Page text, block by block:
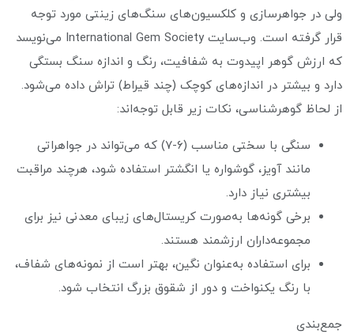
ولی در جواهرسازی و کلکسیون‌های سنگ‌های زینتی مورد توجه
قرار گرفته است. وب‌سایت International Gem Society می‌نویسد
که ارزش گوهر اپیدوت به شفافیت، رنگ و اندازه سنگ بستگی
دارد و بیشتر در اندازه‌های کوچک (چند قیراط) تراش داده می‌شود.
از لحاظ گوهرشناسی، نکات زیر قابل توجه‌اند:
سنگی با سختی مناسب (۶-۷) که می‌تواند در جواهراتی
مانند آویز، گوشواره یا انگشتر استفاده شود، هرچند مراقبت
بیشتری نیاز دارد.
برخی گونه‌ها به‌صورت کریستال‌های زیبای معدنی نیز برای
مجموعه‌داران ارزشمند هستند.
برای استفاده به‌عنوان نگین، بهتر است از نمونه‌های شفاف،
با رنگ یکنواخت و دور از شقوق بزرگ انتخاب شود.
جمع‌بندی